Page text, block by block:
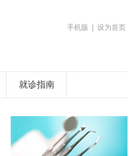
手机版 设为首页
就诊指南